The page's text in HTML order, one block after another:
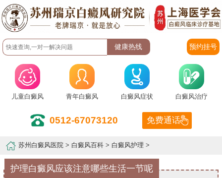
预约挂号
儿童白癜风 青年白癜风 白癜风症状 白癜风治疗
0512-67073120 免费通话
苏州白癜风医院 > 白癜风百科 > 白癜风护理 >
护理白癜风应该注意哪些生活一节呢